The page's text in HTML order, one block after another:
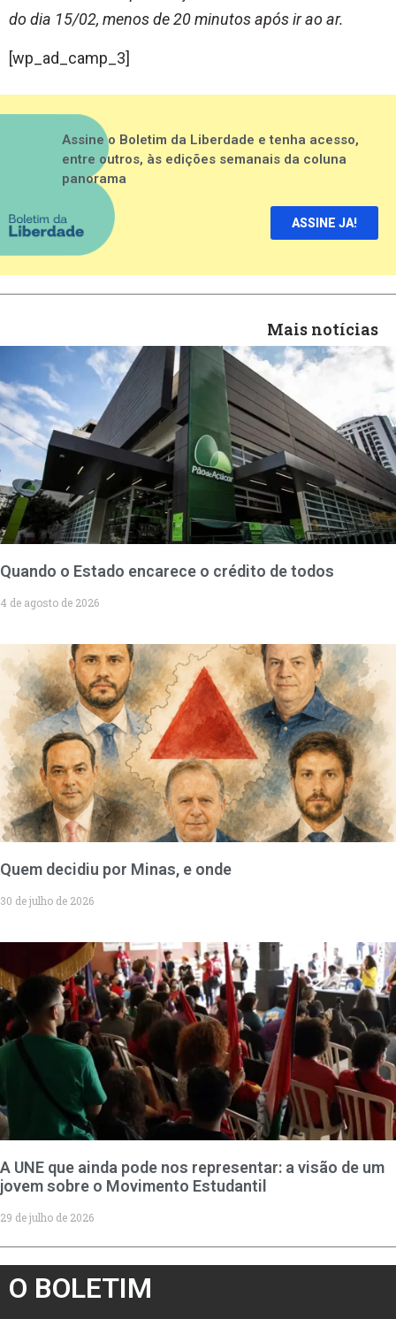
do dia 15/02, menos de 20 minutos após ir ao ar.
[wp_ad_camp_3]
Assine o Boletim da Liberdade e tenha acesso,
entre outros, às edições semanais da coluna
panorama
ASSINE JA!
Mais notícias
Quando o Estado encarece o crédito de todos
4 de agosto de 2026
Quem decidiu por Minas, e onde
30 de julho de 2026
A UNE que ainda pode nos representar: a visão de um
jovem sobre o Movimento Estudantil
29 de julho de 2026
O BOLETIM